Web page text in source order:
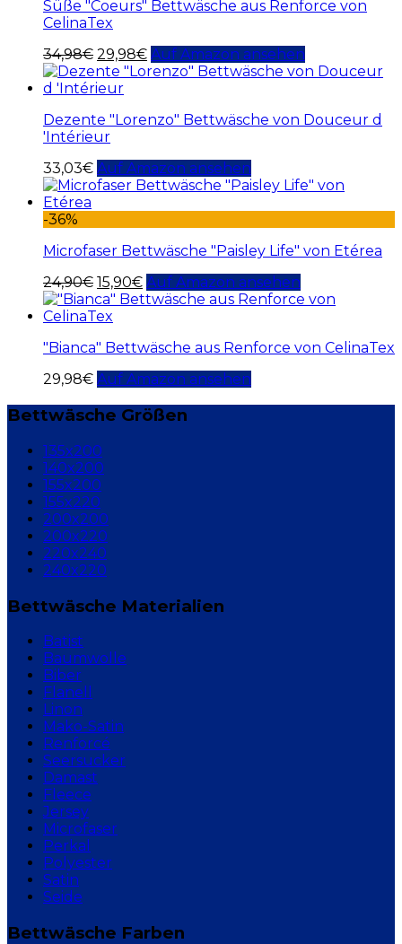
Süße "Coeurs" Bettwäsche aus Renforce von
CelinaTex
34,98€ 29,98€ Auf Amazon ansehen
Dezente "Lorenzo" Bettwäsche von Douceur d
'Intérieur
33,03€ Auf Amazon ansehen
-36%
Microfaser Bettwäsche "Paisley Life" von Etérea
24,90€ 15,90€ Auf Amazon ansehen
"Bianca" Bettwäsche aus Renforce von CelinaTex
29,98€ Auf Amazon ansehen
Bettwäsche Größen
135x200
140x200
155x200
155x220
200x200
200x220
220x240
240x220
Bettwäsche Materialien
Batist
Baumwolle
Biber
Flanell
Linon
Mako-Satin
Renforcé
Seersucker
Damast
Fleece
Jersey
Microfaser
Perkal
Polyester
Satin
Seide
Bettwäsche Farben